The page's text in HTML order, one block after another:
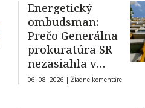
Energetický
ombudsman:
Prečo Generálna
prokuratúra SR
nezasiahla v
prípade ochrany
06. 08. 2026 | Žiadne komentáre